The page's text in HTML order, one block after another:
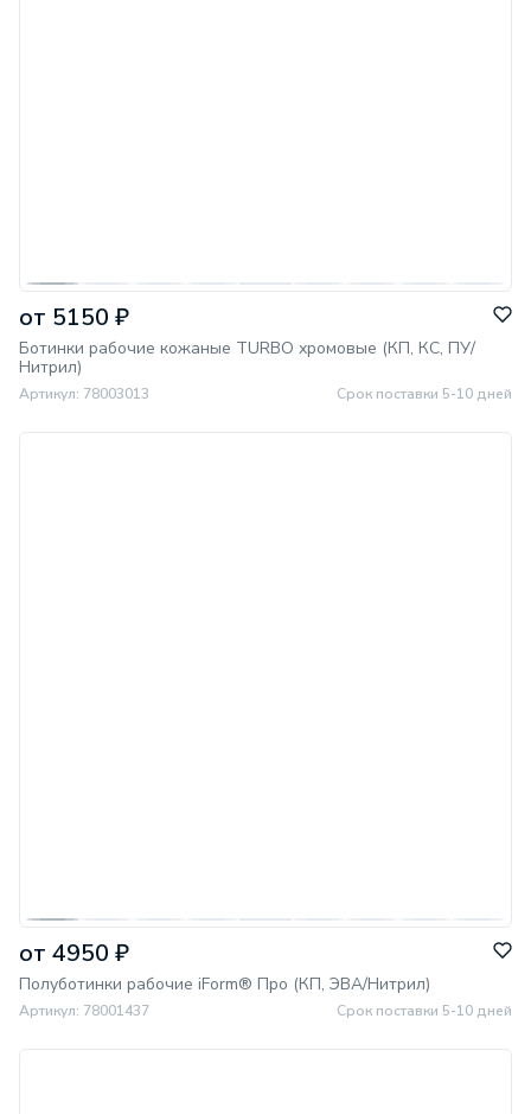
от 5150 ₽
Ботинки рабочие кожаные TURBO хромовые (КП, КС, ПУ/
Нитрил)
Артикул: 78003013 Срок поставки 5-10 дней
от 4950 ₽
Полуботинки рабочие iForm® Про (КП, ЭВА/Нитрил)
Артикул: 78001437 Срок поставки 5-10 дней